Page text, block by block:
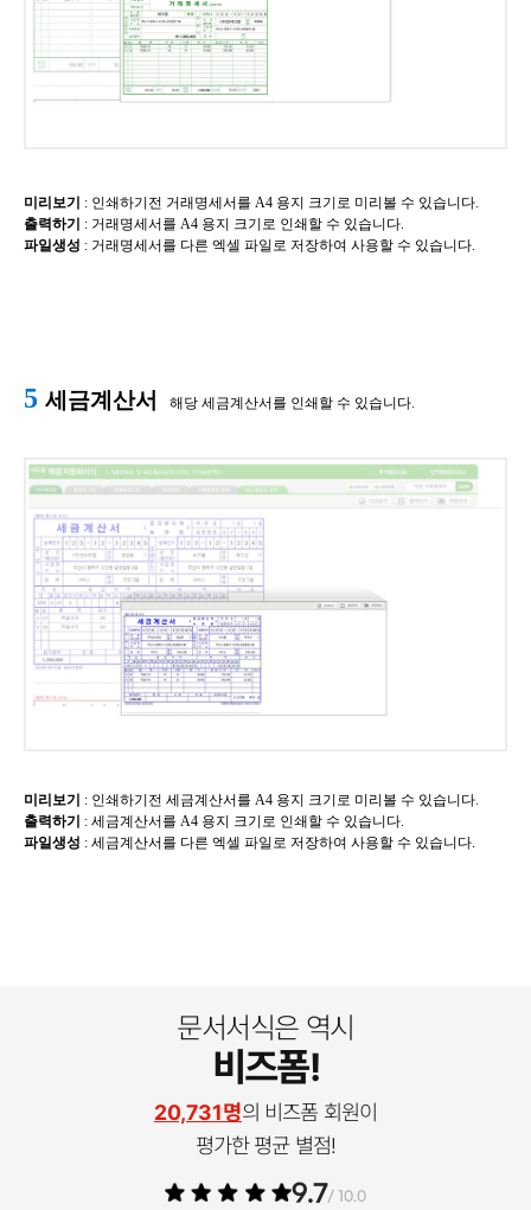
미리보기 ​: 인쇄하기전 거래명세서를 A4 용지 크기로 미리볼 수 있습니다.
출력하기 ​: 거래명세서를 A4 용지 크기로 인쇄할 수 있습니다.
파일생성 ​: 거래명세서를 다른 엑셀 파일로 저장하여 사용할 수 있습니다.
5 세금계산서 해당 세금계산서를 인쇄할 수 있습니다.
미리보기 ​: 인쇄하기전 세금계산서를 A4 용지 크기로 미리볼 수 있습니다.
출력하기 ​: 세금계산서를 A4 용지 크기로 인쇄할 수 있습니다.
파일생성 ​: 세금계산서를 다른 엑셀 파일로 저장하여 사용할 수 있습니다.
문서서식은 역시
비즈폼!
20,731명의 비즈폼 회원이
평가한 평균 별점!
9.7/ 10.0